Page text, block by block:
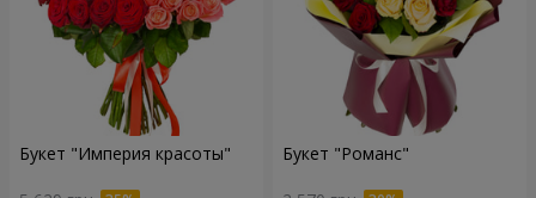
Букет "Империя красоты" Букет "Романс"